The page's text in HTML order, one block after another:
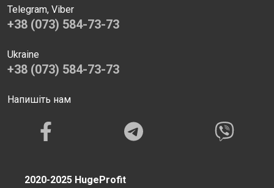
Telegram, Viber
+38 (073) 584-73-73
Ukraine
+38 (073) 584-73-73
Напишіть нам
2020-2025 HugeProfit